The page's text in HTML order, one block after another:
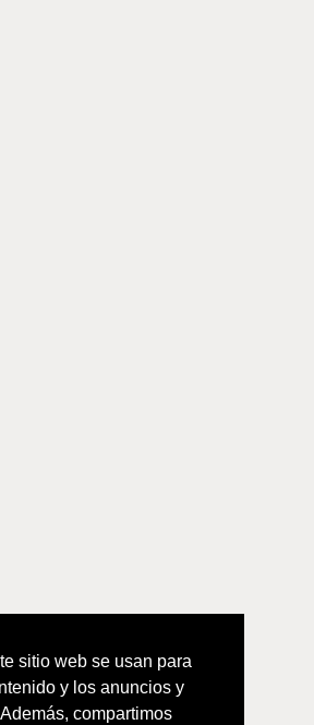
sitio web se usan para
y los anuncios y
compartimos